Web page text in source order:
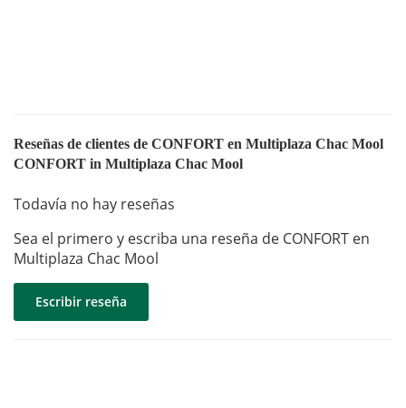
Reseñas de clientes de CONFORT en Multiplaza Chac Mool
CONFORT in Multiplaza Chac Mool
Todavía no hay reseñas
Sea el primero y escriba una reseña de CONFORT en
Multiplaza Chac Mool
Escribir reseña